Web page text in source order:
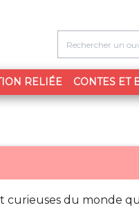
RELIÉE CONTES ET
curieuses du monde